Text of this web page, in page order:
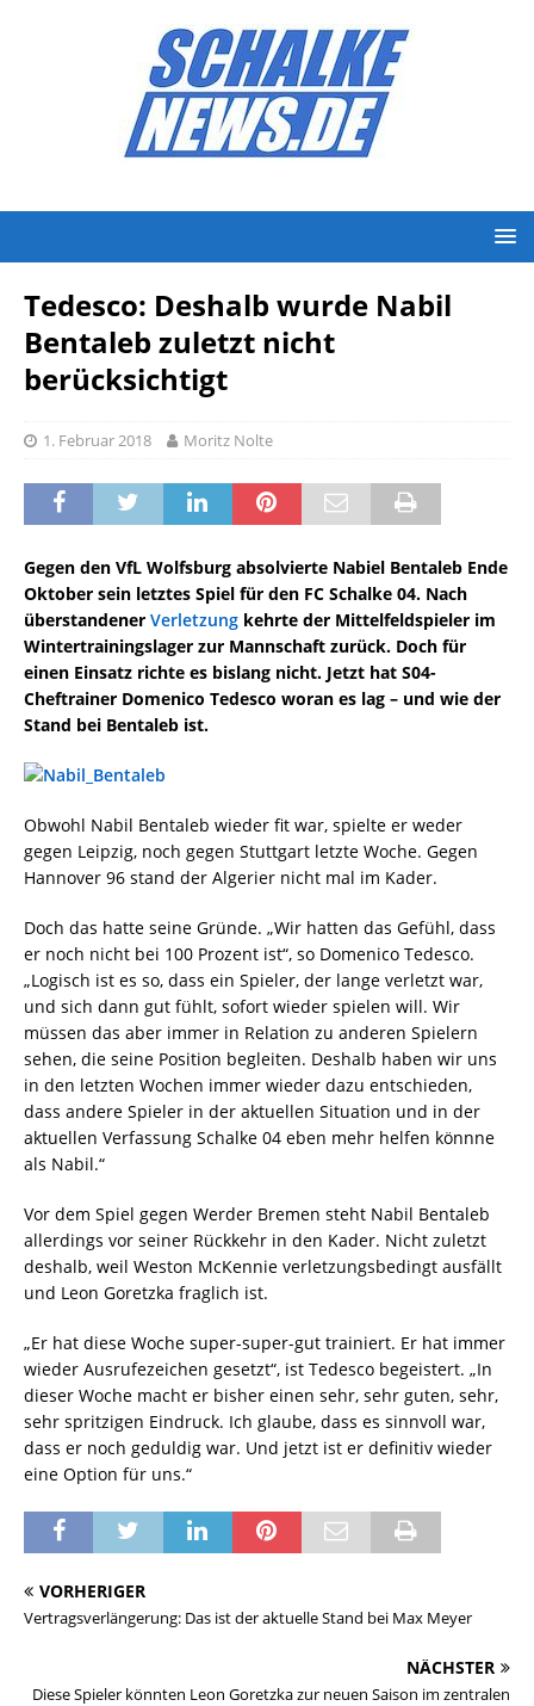
Tedesco: Deshalb wurde Nabil
Bentaleb zuletzt nicht
berücksichtigt
1. Februar 2018 Moritz Nolte
Gegen den VfL Wolfsburg absolvierte Nabiel Bentaleb Ende
Oktober sein letztes Spiel für den FC Schalke 04. Nach
überstandener Verletzung kehrte der Mittelfeldspieler im
Wintertrainingslager zur Mannschaft zurück. Doch für
einen Einsatz richte es bislang nicht. Jetzt hat S04-
Cheftrainer Domenico Tedesco woran es lag – und wie der
Stand bei Bentaleb ist.
Obwohl Nabil Bentaleb wieder fit war, spielte er weder
gegen Leipzig, noch gegen Stuttgart letzte Woche. Gegen
Hannover 96 stand der Algerier nicht mal im Kader.
Doch das hatte seine Gründe. „Wir hatten das Gefühl, dass
er noch nicht bei 100 Prozent ist“, so Domenico Tedesco.
„Logisch ist es so, dass ein Spieler, der lange verletzt war,
und sich dann gut fühlt, sofort wieder spielen will. Wir
müssen das aber immer in Relation zu anderen Spielern
sehen, die seine Position begleiten. Deshalb haben wir uns
in den letzten Wochen immer wieder dazu entschieden,
dass andere Spieler in der aktuellen Situation und in der
aktuellen Verfassung Schalke 04 eben mehr helfen könnne
als Nabil.“
Vor dem Spiel gegen Werder Bremen steht Nabil Bentaleb
allerdings vor seiner Rückkehr in den Kader. Nicht zuletzt
deshalb, weil Weston McKennie verletzungsbedingt ausfällt
und Leon Goretzka fraglich ist.
„Er hat diese Woche super-super-gut trainiert. Er hat immer
wieder Ausrufezeichen gesetzt“, ist Tedesco begeistert. „In
dieser Woche macht er bisher einen sehr, sehr guten, sehr,
sehr spritzigen Eindruck. Ich glaube, dass es sinnvoll war,
dass er noch geduldig war. Und jetzt ist er definitiv wieder
eine Option für uns.“
VORHERIGER
Vertragsverlängerung: Das ist der aktuelle Stand bei Max Meyer
NÄCHSTER
Diese Spieler könnten Leon Goretzka zur neuen Saison im zentralen